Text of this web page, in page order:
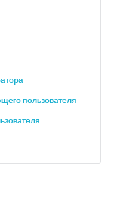
пользователя